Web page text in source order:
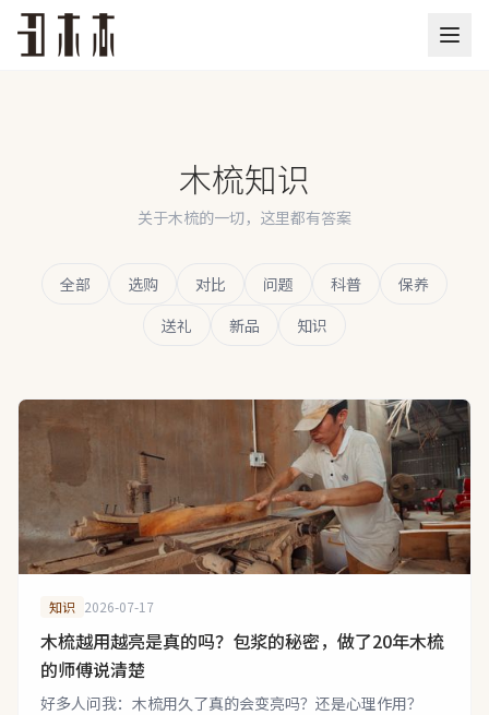
木梳知识
关于木梳的一切，这里都有答案
全部 选购 对比 问题 科普
保养
送礼
新品 知识
知识 2026-07-17
木梳越用越亮是真的吗？包浆的秘密，做了20年木梳
的师傅说清楚
好多人问我：木梳用久了真的会变亮吗？还是心理作用？